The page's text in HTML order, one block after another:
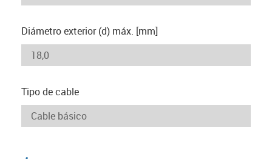
Diámetro exterior (d) máx. [mm]
Tipo de cable